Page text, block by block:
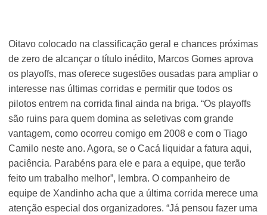
Oitavo colocado na classificação geral e chances próximas
de zero de alcançar o título inédito, Marcos Gomes aprova
os playoffs, mas oferece sugestões ousadas para ampliar o
interesse nas últimas corridas e permitir que todos os
pilotos entrem na corrida final ainda na briga. “Os playoffs
são ruins para quem domina as seletivas com grande
vantagem, como ocorreu comigo em 2008 e com o Tiago
Camilo neste ano. Agora, se o Cacá liquidar a fatura aqui,
paciência. Parabéns para ele e para a equipe, que terão
feito um trabalho melhor”, lembra. O companheiro de
equipe de Xandinho acha que a última corrida merece uma
atenção especial dos organizadores. “Já pensou fazer uma